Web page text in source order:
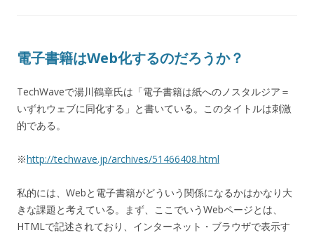
電子書籍はWeb化するのだろうか？
TechWaveで湯川鶴章氏は「電子書籍は紙へのノスタルジア＝
いずれウェブに同化する」と書いている。このタイトルは刺激
的である。
※http://techwave.jp/archives/51466408.html
私的には、Webと電子書籍がどういう関係になるかはかなり大
きな課題と考えている。まず、ここでいうWebページとは、
HTMLで記述されており、インターネット・ブラウザで表示す